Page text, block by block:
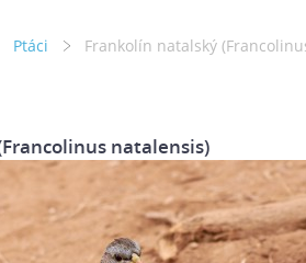
Ptáci Frankolín natalský
natalensis)